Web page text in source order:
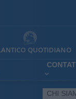
QUOTIDIANO
CHI